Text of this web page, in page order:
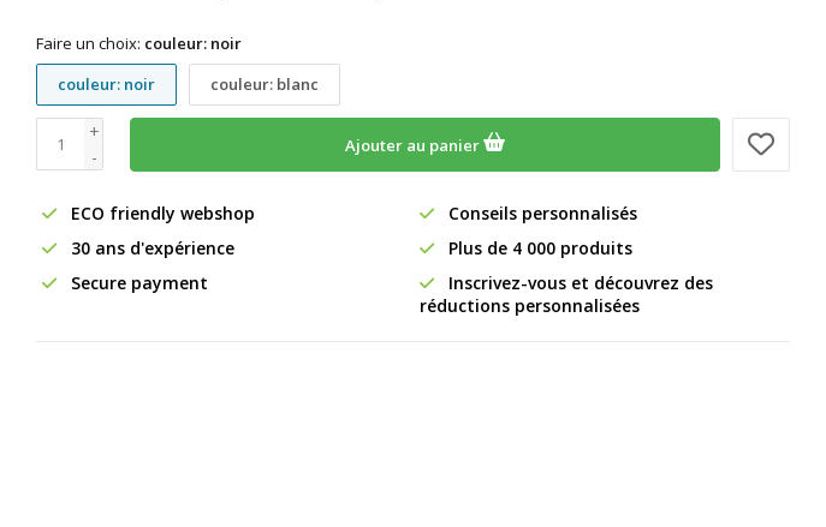
Faire un choix: couleur: noir
couleur: noir
couleur: blanc
+
-
Ajouter au panier
ECO friendly webshop
Conseils personnalisés
30 ans d'expérience
Plus de 4 000 produits
Secure payment
Inscrivez-vous et découvrez des
réductions personnalisées